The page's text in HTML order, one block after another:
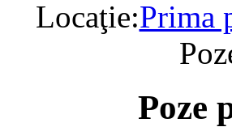
Locaţie:Prima
Poze